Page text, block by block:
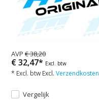
AVP€ 38,20
€ 32,47* Excl. btw
* Excl. btw Excl.Verzendkosten
Vergelijk